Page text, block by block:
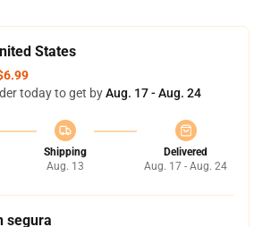
States
today to get byAug. 17 - Aug. 24
Shipping
Aug. 13
Delivered
Aug. 17 - Aug. 24
segura